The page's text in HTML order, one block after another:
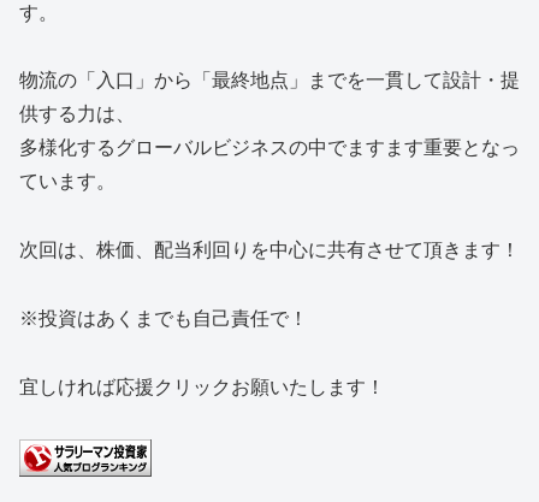
す。
物流の「入口」から「最終地点」までを一貫して設計・提
供する力は、
多様化するグローバルビジネスの中でますます重要となっ
ています。
次回は、株価、配当利回りを中心に共有させて頂きます！
※投資はあくまでも自己責任で！
宜しければ応援クリックお願いたします！